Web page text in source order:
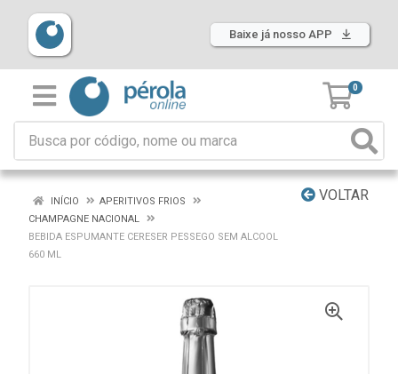
Baixe já nosso APP
0
VOLTAR
INÍCIO
APERITIVOS FRIOS
CHAMPAGNE NACIONAL
BEBIDA ESPUMANTE CERESER PESSEGO SEM ALCOOL
660 ML